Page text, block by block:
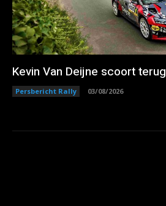
Kevin Van Deijne scoort
Persbericht Rally 03/08/2026